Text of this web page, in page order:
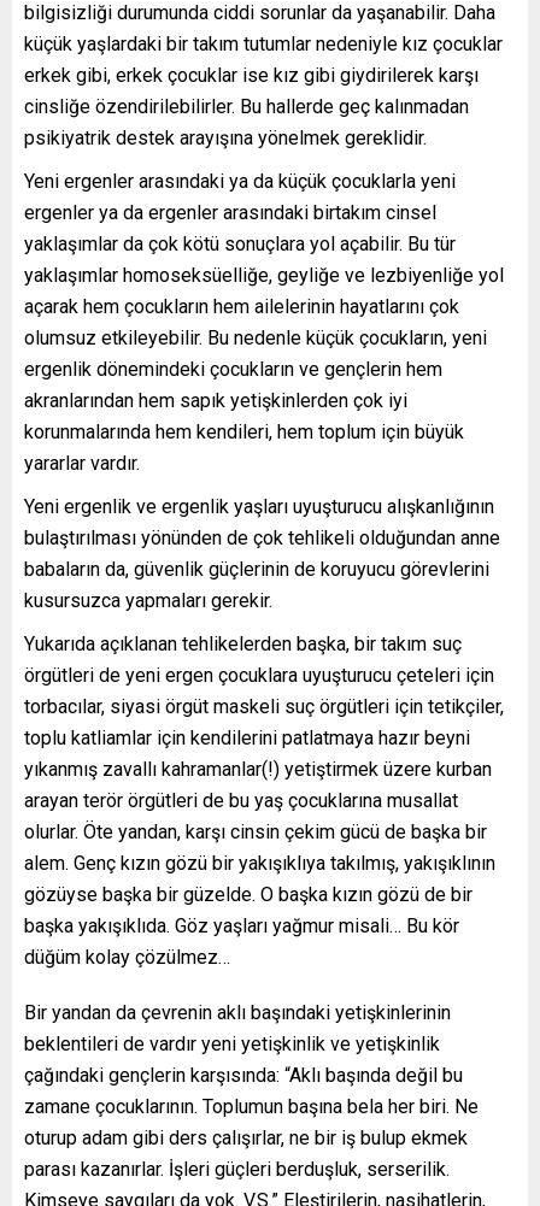
bilgisizliği durumunda ciddi sorunlar da yaşanabilir. Daha
küçük yaşlardaki bir takım tutumlar nedeniyle kız çocuklar
erkek gibi, erkek çocuklar ise kız gibi giydirilerek karşı
cinsliğe özendirilebilirler. Bu hallerde geç kalınmadan
psikiyatrik destek arayışına yönelmek gereklidir.
Yeni ergenler arasındaki ya da küçük çocuklarla yeni
ergenler ya da ergenler arasındaki birtakım cinsel
yaklaşımlar da çok kötü sonuçlara yol açabilir. Bu tür
yaklaşımlar homoseksüelliğe, geyliğe ve lezbiyenliğe yol
açarak hem çocukların hem ailelerinin hayatlarını çok
olumsuz etkileyebilir. Bu nedenle küçük çocukların, yeni
ergenlik dönemindeki çocukların ve gençlerin hem
akranlarından hem sapık yetişkinlerden çok iyi
korunmalarında hem kendileri, hem toplum için büyük
yararlar vardır.
Yeni ergenlik ve ergenlik yaşları uyuşturucu alışkanlığının
bulaştırılması yönünden de çok tehlikeli olduğundan anne
babaların da, güvenlik güçlerinin de koruyucu görevlerini
kusursuzca yapmaları gerekir.
Yukarıda açıklanan tehlikelerden başka, bir takım suç
örgütleri de yeni ergen çocuklara uyuşturucu çeteleri için
torbacılar, siyasi örgüt maskeli suç örgütleri için tetikçiler,
toplu katliamlar için kendilerini patlatmaya hazır beyni
yıkanmış zavallı kahramanlar(!) yetiştirmek üzere kurban
arayan terör örgütleri de bu yaş çocuklarına musallat
olurlar. Öte yandan, karşı cinsin çekim gücü de başka bir
alem. Genç kızın gözü bir yakışıklıya takılmış, yakışıklının
gözüyse başka bir güzelde. O başka kızın gözü de bir
başka yakışıklıda. Göz yaşları yağmur misali… Bu kör
düğüm kolay çözülmez…
Bir yandan da çevrenin aklı başındaki yetişkinlerinin
beklentileri de vardır yeni yetişkinlik ve yetişkinlik
çağındaki gençlerin karşısında: “Aklı başında değil bu
zamane çocuklarının. Toplumun başına bela her biri. Ne
oturup adam gibi ders çalışırlar, ne bir iş bulup ekmek
parası kazanırlar. İşleri güçleri berduşluk, serserilik.
Kimseye saygıları da yok. V.S.” Eleştirilerin, nasihatlerin,